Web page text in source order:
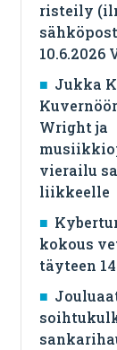
risteily
10.6.2026
Jukka
Wright ja
vierailu
liikkeelle
kokous
täyteen